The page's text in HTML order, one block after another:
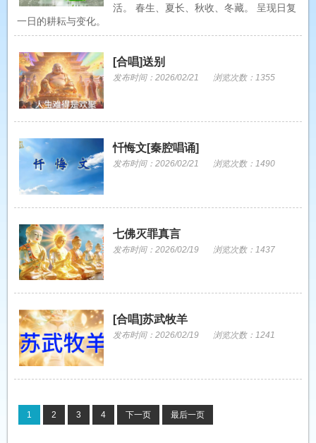
活。 春生、夏长、秋收、冬藏。 呈现日复
一日的耕耘与变化。
[合唱]送别
发布时间：2026/02/21 浏览次数：1355
忏悔文[秦腔唱诵]
发布时间：2026/02/21 浏览次数：1490
七佛灭罪真言
发布时间：2026/02/19 浏览次数：1437
[合唱]苏武牧羊
发布时间：2026/02/19 浏览次数：1241
1 2 3 4 下一页 最后一页